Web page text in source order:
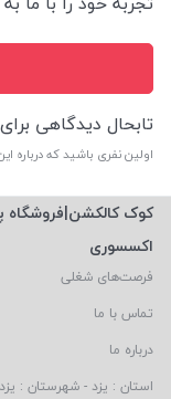
تابحال دیدگاهی
اولین نفری باشید که
کوک کالکشن|فروشگاه
اکسسوری
فرصت‌های شغلی
تماس با ما
درباره ما
استان : یزد - شهرستان : یزد